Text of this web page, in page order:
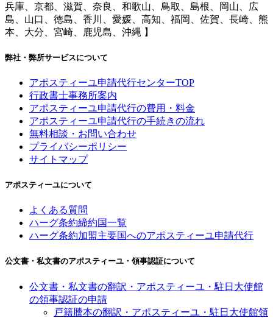
兵庫、京都、滋賀、奈良、和歌山、鳥取、島根、岡山、広
島、山口、徳島、香川、愛媛、高知、福岡、佐賀、長崎、熊
本、大分、宮崎、鹿児島、沖縄 】
弊社・弊所サービスについて
アポスティーユ申請代行センターTOP
行政書士事務所案内
アポスティーユ申請代行の費用・料金
アポスティーユ申請代行の手続きの流れ
無料相談・お問い合わせ
プライバシーポリシー
サイトマップ
アポスティーユについて
よくある質問
ハーグ条約締約国一覧
ハーグ条約加盟主要国へのアポスティーユ申請代行
公文書・私文書のアポスティーユ・領事認証について
公文書・私文書の翻訳・アポスティーユ・駐日大使館
の領事認証の申請
戸籍謄本の翻訳・アポスティーユ・駐日大使館領